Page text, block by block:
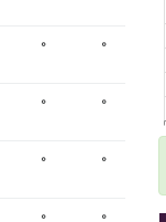
۰ ۰
۰ ۰
۰ ۰
۰ ۰